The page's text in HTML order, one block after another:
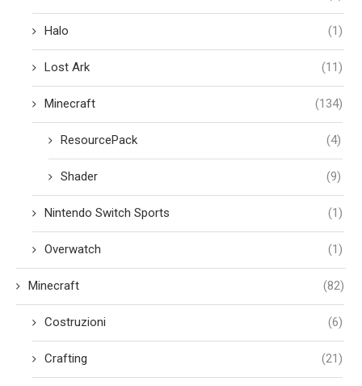
Halo (1)
Lost Ark (11)
Minecraft (134)
ResourcePack (4)
Shader (9)
Nintendo Switch Sports (1)
Overwatch (1)
Minecraft (82)
Costruzioni (6)
Crafting (21)